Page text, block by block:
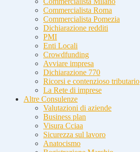
Commercialista Roma
Commercialista Pomezia
Dichiarazione redditi
PMI
Enti Locali
Crowdfunding
Avviare impresa
Dichiarazione 770
Ricorsi e contenzioso tributario
La Rete di imprese
Altre Consulenze
Valutazioni di aziende
Business plan
Visura Cciaa
Sicurezza sul lavoro
Anatocismo